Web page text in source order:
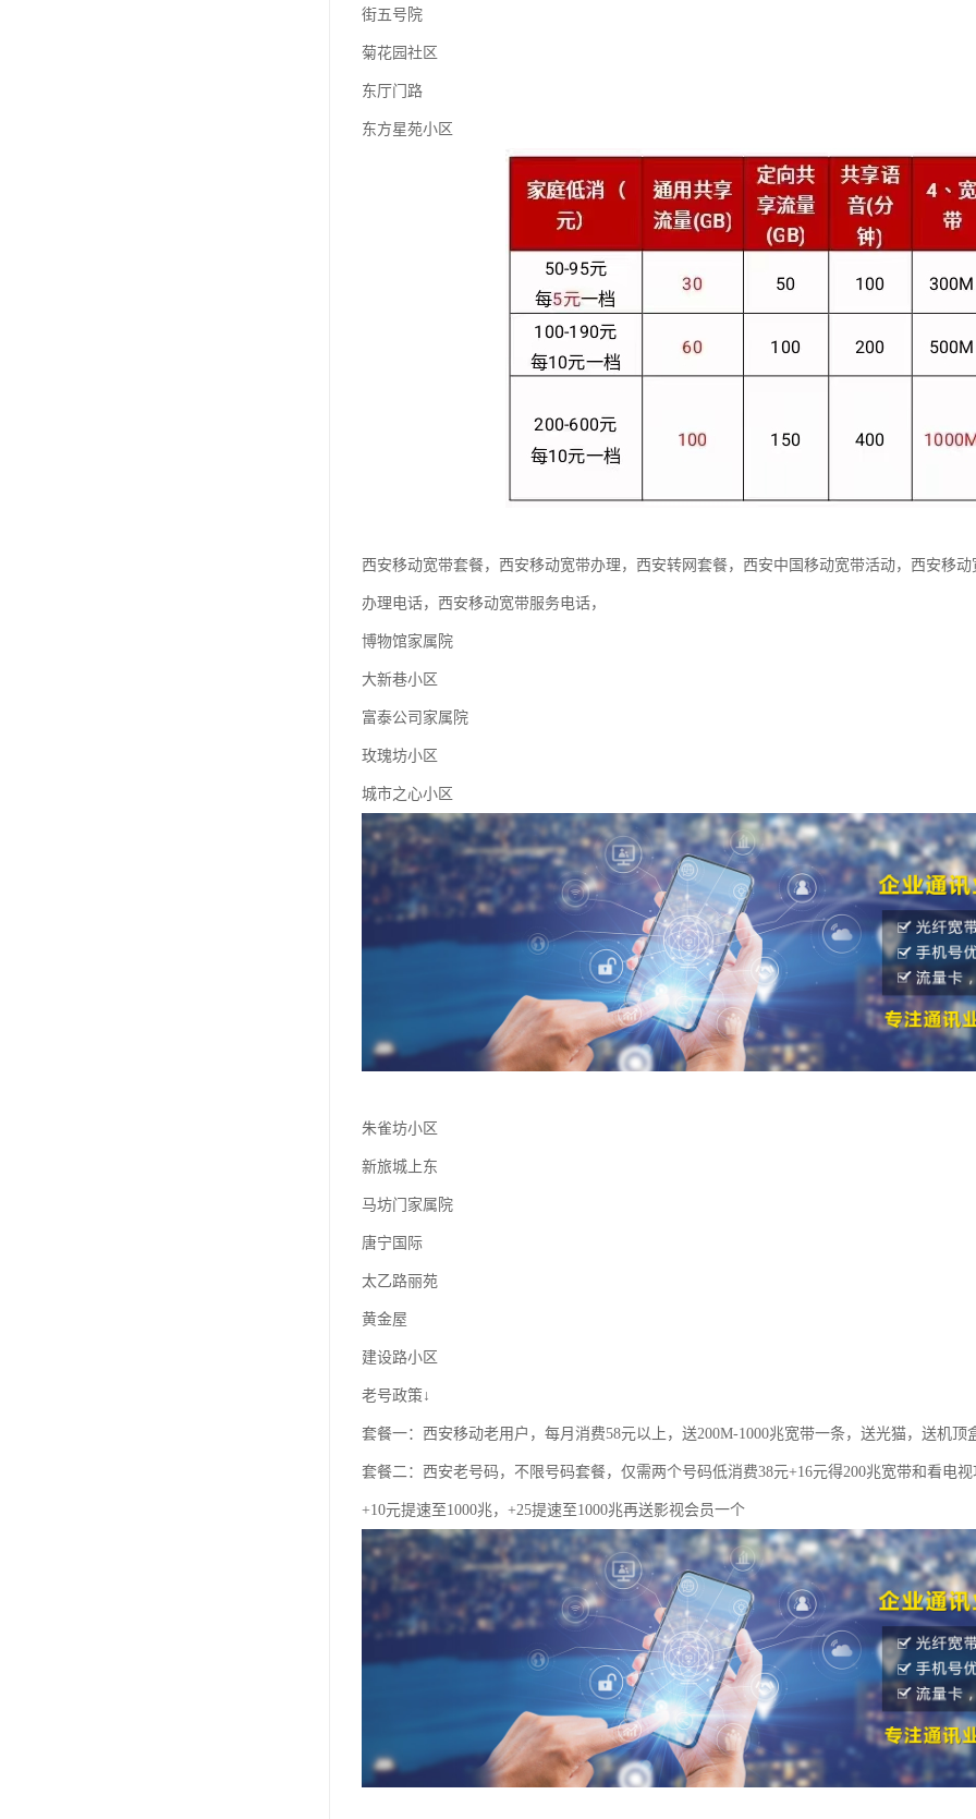
街五号院
菊花园社区
东厅门路
东方星苑小区
西安移动宽带套餐，西安移动宽带办理，西安转网套餐，西安中国移动宽带活动，西安移
办理电话，西安移动宽带服务电话，
博物馆家属院
大新巷小区
富泰公司家属院
玫瑰坊小区
城市之心小区
朱雀坊小区
新旅城上东
马坊门家属院
唐宁国际
太乙路丽苑
黄金屋
建设路小区
老号政策↓
套餐一：西安移动老用户，每月消费58元以上，送200M-1000兆宽带一条，送光猫，送机顶
套餐二：西安老号码，不限号码套餐，仅需两个号码低消费38元+16元得200兆宽带和看电视
+10元提速至1000兆，+25提速至1000兆再送影视会员一个